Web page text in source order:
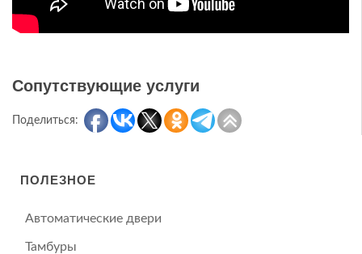
Сопутствующие услуги
Поделиться:
ПОЛЕЗНОЕ
Автоматические двери
Тамбуры